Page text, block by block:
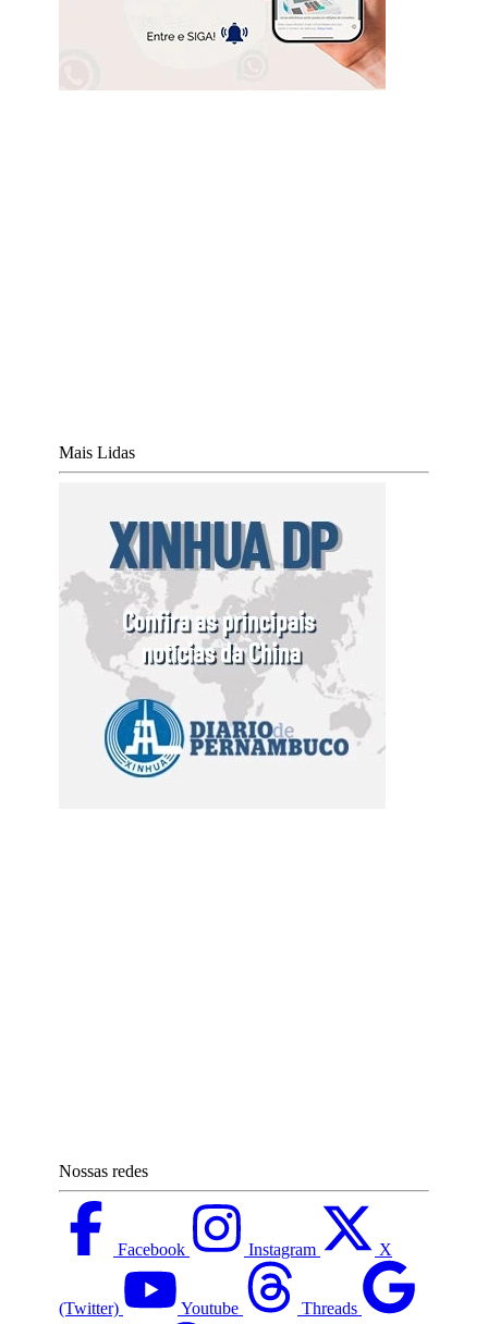
Mais Lidas
Nossas redes
Facebook Instagram X
(Twitter) Youtube Threads